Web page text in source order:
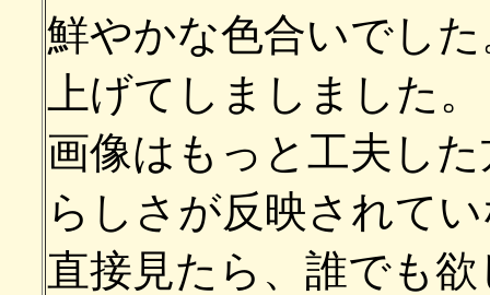
鮮やかな色合いでし
上げてしましました。
画像はもっと工夫し
らしさが反映されて
直接見たら、誰でも